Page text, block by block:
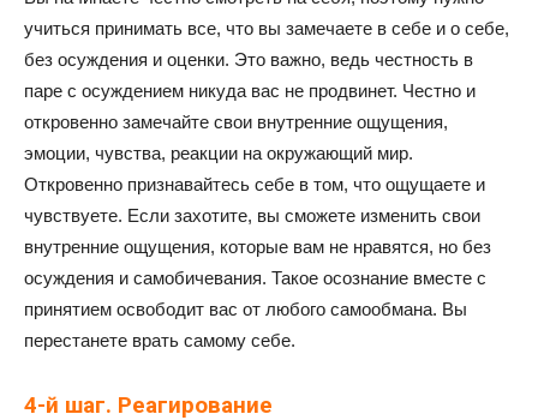
учиться принимать все, что вы замечаете в себе и о себе,
без осуждения и оценки. Это важно, ведь честность в
паре с осуждением никуда вас не продвинет. Честно и
откровенно замечайте свои внутренние ощущения,
эмоции, чувства, реакции на окружающий мир.
Откровенно признавайтесь себе в том, что ощущаете и
чувствуете. Если захотите, вы сможете изменить свои
внутренние ощущения, которые вам не нравятся, но без
осуждения и самобичевания. Такое осознание вместе с
принятием освободит вас от любого самообмана. Вы
перестанете врать самому себе.
4-й шаг. Реагирование